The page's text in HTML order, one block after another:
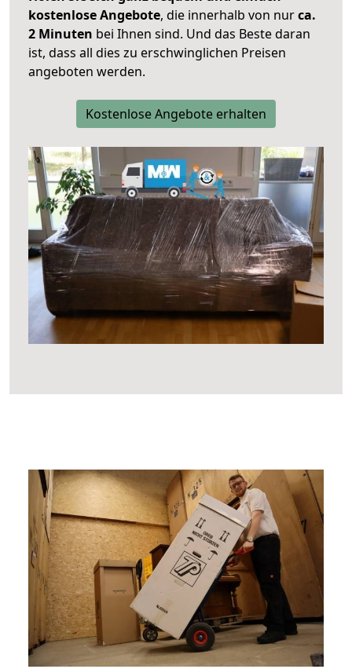
kostenlose Angebote, die innerhalb von nurca.
2 Minuten bei Ihnen sind. Und das Beste daran
ist, dass all dies zu erschwinglichen Preisen
angeboten werden.
Kostenlose Angebote erhalten